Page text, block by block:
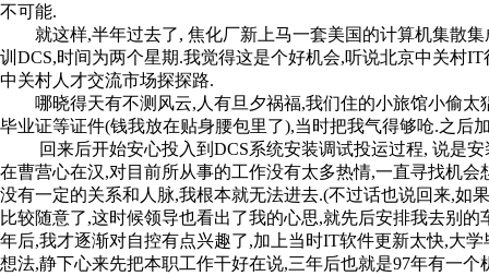
不可能.
就这样,半年过去了, 焦化厂新上马一套美国的计算机集散集
训DCS,时间为两个星期.我觉得这是个好机会,听说北京中关村
中关村人才交流市场探探路.
哪晓得天有不测风云,人有旦夕祸福,我们住的小旅馆小偷太
毕业证等证件(钱我放在贴身腰包里了),当时把我气得够呛.之后
回来后开始安心投入到DCS系统安装调试投运过程, 说是安
在曹营心在汉,对目前所从事的工作没有太多热情,一直寻找机
没有一定的关系和人脉,我根本就无法进去.(不过话也说回来,如
比较随意了,这时候领导也看出了我的心思,就先后安排我去别
年后,我才逐渐对自控有点兴趣了,加上当时IT软件更新太快,大
想法,静下心来先把本职工作干好在说,三年后也就是97年有一